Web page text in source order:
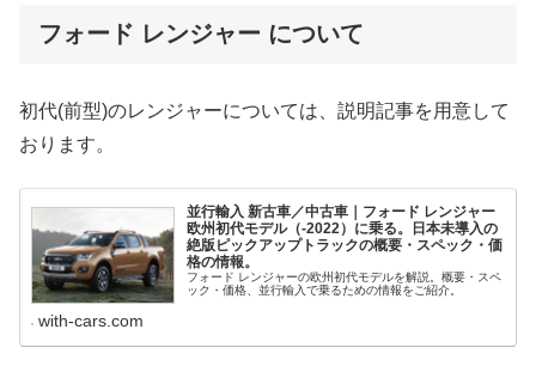
フォード レンジャー について
初代(前型)のレンジャーについては、説明記事を用意して
おります。
並行輸入 新古車／中古車｜フォード レンジャー
欧州初代モデル（-2022）に乗る。日本未導入の
絶版ピックアップトラックの概要・スペック・価
格の情報。
フォード レンジャーの欧州初代モデルを解説。概要・スペ
ック・価格、並行輸入で乗るための情報をご紹介。
with-cars.com